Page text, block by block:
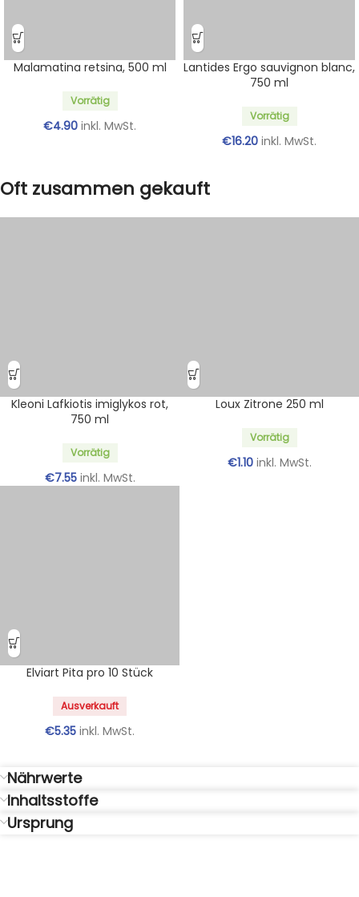
Malamatina retsina, 500 ml
Vorrätig
€4.90 inkl. MwSt.
Lantides Ergo sauvignon blanc,
750 ml
Vorrätig
€16.20 inkl. MwSt.
Oft zusammen gekauft
Kleoni Lafkiotis imiglykos rot,
750 ml
Vorrätig
€7.55 inkl. MwSt.
Loux Zitrone 250 ml
Vorrätig
€1.10 inkl. MwSt.
Elviart Pita pro 10 Stück
Ausverkauft
€5.35 inkl. MwSt.
Nährwerte
Inhaltsstoffe
Ursprung